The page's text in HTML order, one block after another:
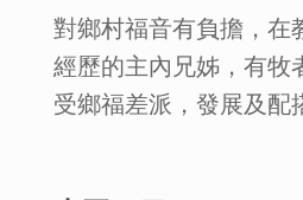
對鄉村福音有負擔，在
經歷的主內兄姊，有牧
受鄉福差派，發展及配